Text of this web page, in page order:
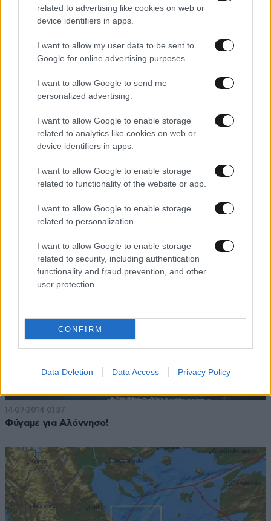
related to advertising like cookies on web or
device identifiers in apps.
I want to allow my user data to be sent to
Google for online advertising purposes.
I want to allow Google to send me
personalized advertising.
I want to allow Google to enable storage
related to analytics like cookies on web or
device identifiers in apps.
I want to allow Google to enable storage
related to functionality of the website or app.
I want to allow Google to enable storage
related to personalization.
I want to allow Google to enable storage
related to security, including authentication
functionality and fraud prevention, and other
user protection.
CONFIRM
Data Deletion Data Access Privacy Policy
Καλοκαιρινή απόδραση στην κοσμοπολίτικη Σκιάθο
14·07·2014 01:37
Φύγαμε για Αλόννησο!